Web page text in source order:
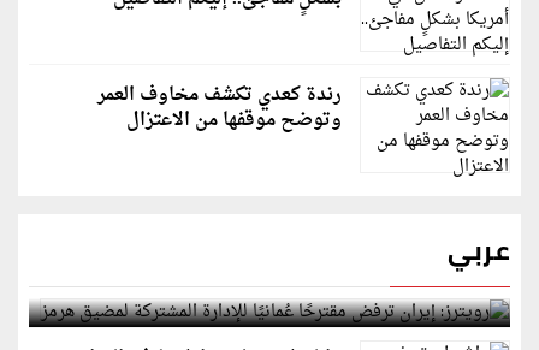
رندة كعدي تكشف مخاوف العمر
وتوضح موقفها من الاعتزال
عربي
رويترز: إيران ترفض مقترحًا عُمانيًا للإدارة المشتركة
لمضيق هرمز